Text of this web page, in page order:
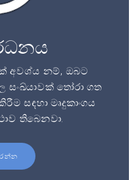
අවශ්ය නම්, ඔබට
සංඛ්යාවක් තෝරා ගත
සඳහා මෘදුකාංගය
තිබෙනවා.